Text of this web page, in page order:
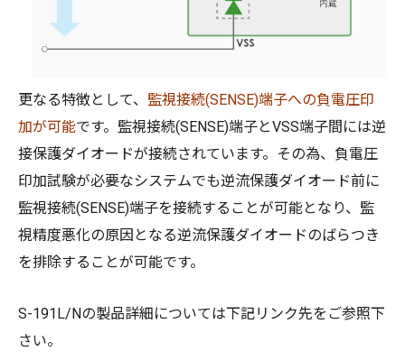
更なる特徴として、 監視接続(SENSE)端子への負電圧印
加が可能です。監視接続(SENSE)端子とVSS端子間には逆
接保護ダイオードが接続されています。その為、負電圧
印加試験が必要なシステムでも逆流保護ダイオード前に
監視接続(SENSE)端子を接続することが可能となり、監
視精度悪化の原因となる逆流保護ダイオードのばらつき
を排除することが可能です。
S-191L/Nの製品詳細については下記リンク先をご参照下
さい。